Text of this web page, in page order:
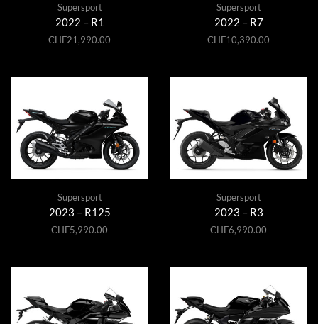
Supersport
2022 – R1
CHF21,990.00
Supersport
2022 – R7
CHF10,390.00
Supersport
2023 – R125
CHF5,990.00
Supersport
2023 – R3
CHF6,990.00